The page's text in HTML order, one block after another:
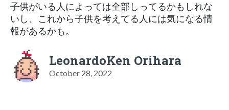
子供がいる人によっては全部しってるかもしれな
いし、これから子供を考えてる人には気になる情
報があるかも。
LeonardoKen Orihara
October 28, 2022